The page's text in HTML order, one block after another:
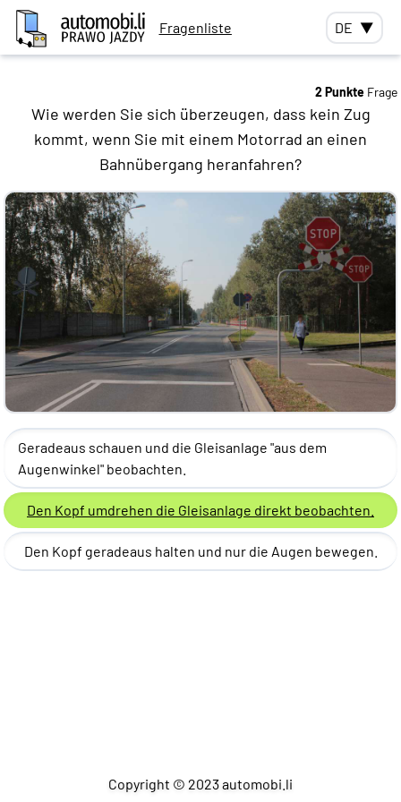
Fragenliste DE ▼
2 Punkte Frage
Wie werden Sie sich überzeugen, dass kein Zug
kommt, wenn Sie mit einem Motorrad an einen
Bahnübergang heranfahren?
Geradeaus schauen und die Gleisanlage "aus dem
Augenwinkel" beobachten.
Den Kopf umdrehen die Gleisanlage direkt beobachten.
Den Kopf geradeaus halten und nur die Augen bewegen.
Copyright © 2023 automobi.li